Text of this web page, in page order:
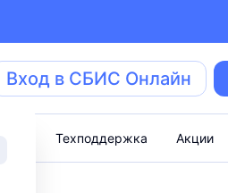
Вход в СБИС Онлайн
Техподдержка Акции